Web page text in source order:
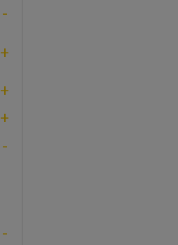
-
+
+
+
-
-